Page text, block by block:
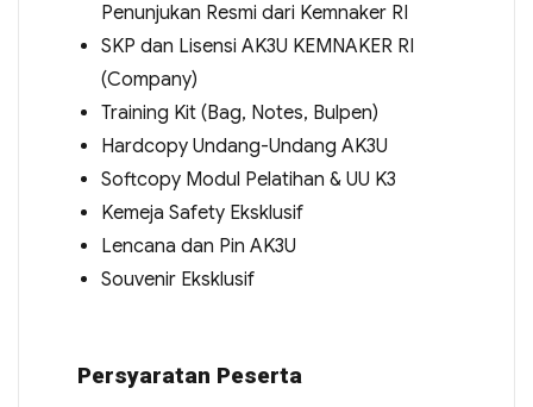
Penunjukan Resmi dari Kemnaker RI
SKP dan Lisensi AK3U KEMNAKER RI
(Company)
Training Kit (Bag, Notes, Bulpen)
Hardcopy Undang-Undang AK3U
Softcopy Modul Pelatihan & UU K3
Kemeja Safety Eksklusif
Lencana dan Pin AK3U
Souvenir Eksklusif
Persyaratan Peserta